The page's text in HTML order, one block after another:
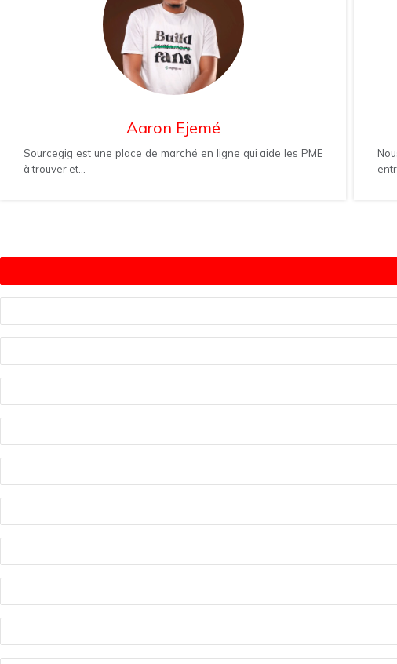
Aaron Ejemé
Sourcegig est une place de marché en ligne qui aide les PME
à trouver et...